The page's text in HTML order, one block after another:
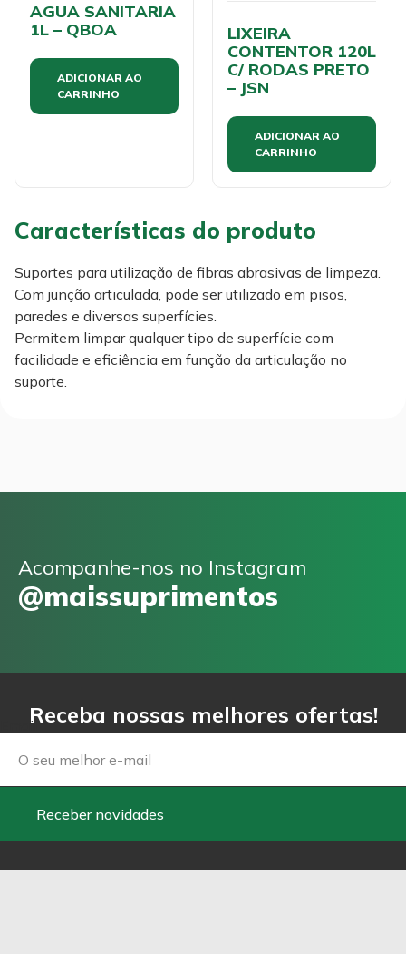
AGUA SANITARIA
1L – QBOA
ADICIONAR AO
CARRINHO
LIXEIRA
CONTENTOR 120L
C/ RODAS PRETO
– JSN
ADICIONAR AO
CARRINHO
Características do produto
Suportes para utilização de fibras abrasivas de limpeza.
Com junção articulada, pode ser utilizado em pisos,
paredes e diversas superfícies.
Permitem limpar qualquer tipo de superfície com
facilidade e eficiência em função da articulação no
suporte.
Acompanhe-nos no Instagram
@maissuprimentos
Receba nossas melhores ofertas!
Email
Receber novidades